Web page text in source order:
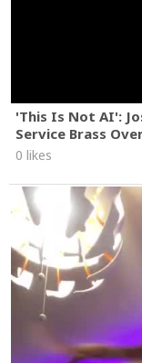
'This Is Not AI':
Service Brass
0 likes